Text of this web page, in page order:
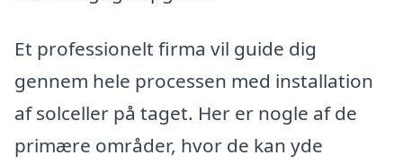
Et professionelt firma vil guide dig
gennem hele processen med installation
af solceller på taget. Her er nogle af de
primære områder, hvor de kan yde